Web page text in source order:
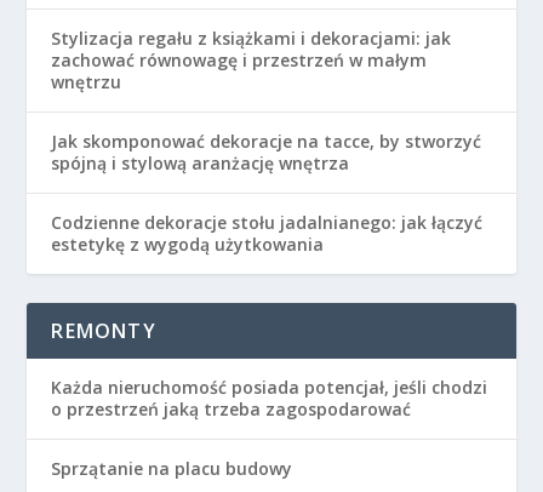
Stylizacja regału z książkami i dekoracjami: jak
zachować równowagę i przestrzeń w małym
wnętrzu
Jak skomponować dekoracje na tacce, by stworzyć
spójną i stylową aranżację wnętrza
Codzienne dekoracje stołu jadalnianego: jak łączyć
estetykę z wygodą użytkowania
REMONTY
Każda nieruchomość posiada potencjał, jeśli chodzi
o przestrzeń jaką trzeba zagospodarować
Sprzątanie na placu budowy